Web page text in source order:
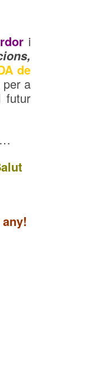
i
de
per a
futur